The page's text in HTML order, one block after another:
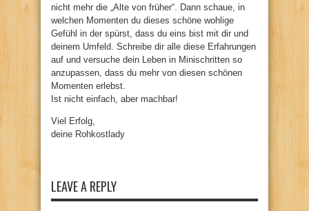
nicht mehr die „Alte von früher“. Dann schaue, in
welchen Momenten du dieses schöne wohlige
Gefühl in der spürst, dass du eins bist mit dir und
deinem Umfeld. Schreibe dir alle diese Erfahrungen
auf und versuche dein Leben in Minischritten so
anzupassen, dass du mehr von diesen schönen
Momenten erlebst.
Ist nicht einfach, aber machbar!
Viel Erfolg,
deine Rohkostlady
LEAVE A REPLY